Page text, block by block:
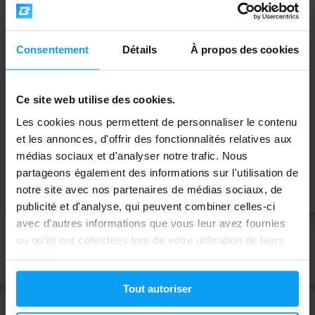
Consentement Détails À propos des cookies
Ce site web utilise des cookies.
Les cookies nous permettent de personnaliser le contenu
et les annonces, d'offrir des fonctionnalités relatives aux
médias sociaux et d'analyser notre trafic. Nous
partageons également des informations sur l'utilisation de
notre site avec nos partenaires de médias sociaux, de
publicité et d'analyse, qui peuvent combiner celles-ci
avec d'autres informations que vous leur avez fournies
ou qu'ils ont collectées lors de votre utilisation de leurs
services.
Tout autoriser
BodyWorld
High Protein Rice Mash 720 g
12,99 16,99
EN STOCK EN STOCK